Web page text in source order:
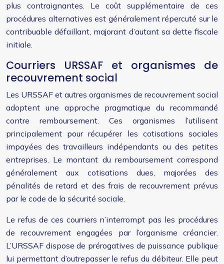
plus contraignantes. Le coût supplémentaire de ces
procédures alternatives est généralement répercuté sur le
contribuable défaillant, majorant d’autant sa dette fiscale
initiale.
Courriers URSSAF et organismes de
recouvrement social
Les URSSAF et autres organismes de recouvrement social
adoptent une approche pragmatique du recommandé
contre remboursement. Ces organismes l’utilisent
principalement pour récupérer les cotisations sociales
impayées des travailleurs indépendants ou des petites
entreprises. Le montant du remboursement correspond
généralement aux cotisations dues, majorées des
pénalités de retard et des frais de recouvrement prévus
par le code de la sécurité sociale.
Le refus de ces courriers n’interrompt pas les procédures
de recouvrement engagées par l’organisme créancier.
L’URSSAF dispose de prérogatives de puissance publique
lui permettant d’outrepasser le refus du débiteur. Elle peut